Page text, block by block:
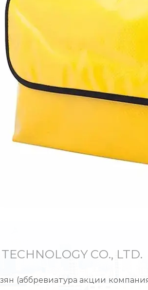
CO., LTD.
(аббревиатура акции компания